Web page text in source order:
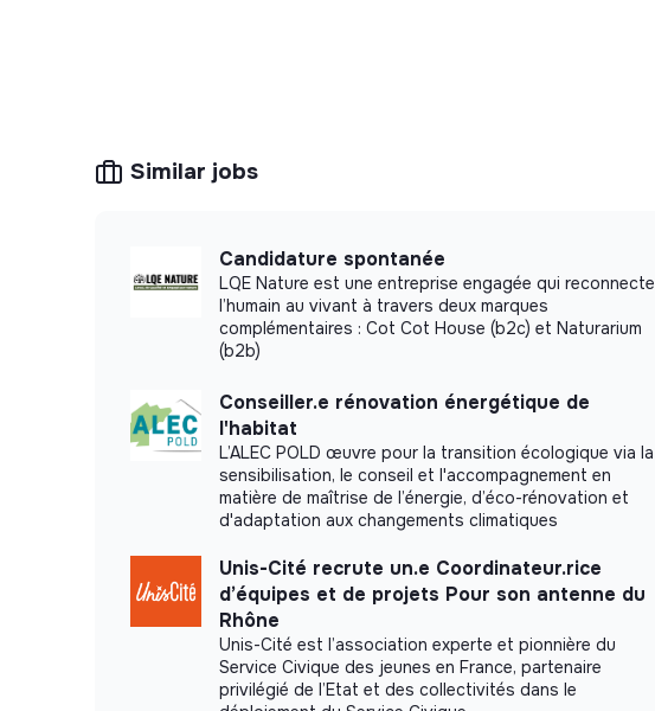
Similar jobs
Candidature spontanée
LQE Nature est une entreprise engagée qui reconnecte
l’humain au vivant à travers deux marques
complémentaires : Cot Cot House (b2c) et Naturarium
(b2b)
Conseiller.e rénovation énergétique de
l'habitat
L’ALEC POLD œuvre pour la transition écologique via la
sensibilisation, le conseil et l'accompagnement en
matière de maîtrise de l’énergie, d’éco-rénovation et
d'adaptation aux changements climatiques
Unis-Cité recrute un.e Coordinateur.rice
d’équipes et de projets Pour son antenne du
Rhône
Unis-Cité est l’association experte et pionnière du
Service Civique des jeunes en France, partenaire
privilégié de l’Etat et des collectivités dans le